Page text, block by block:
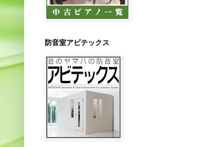
防音室アビテックス